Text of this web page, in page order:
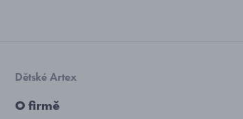
Dětské Artex
O firmě